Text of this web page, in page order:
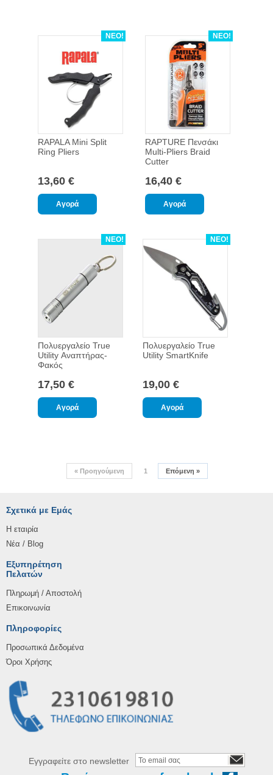
ΝΕΟ!
13,60 €
RAPALA Mini Split
Ring Pliers
ΝΕΟ!
16,40 €
RAPTURE Πενσάκι
Multi-Pliers Braid
Cutter
ΝΕΟ!
17,50 €
Πολυεργαλείο True
Utility Αναπτήρας-
Φακός
ΝΕΟ!
19,00 €
Πολυεργαλείο True
Utility SmartKnife
« Προηγούμενη 1 Επόμενη »
Σχετικά με Εμάς
Η εταιρία
Νέα / Blog
Εξυπηρέτηση
Πελατών
Πληρωμή / Αποστολή
Επικοινωνία
Πληροφορίες
Προσωπικά Δεδομένα
Όροι Χρήσης
Εγγραφείτε στο newsletter